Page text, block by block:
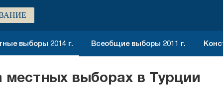
выборы 2014 г. Всеобщие выборы 2011 г.
выборах в Турции